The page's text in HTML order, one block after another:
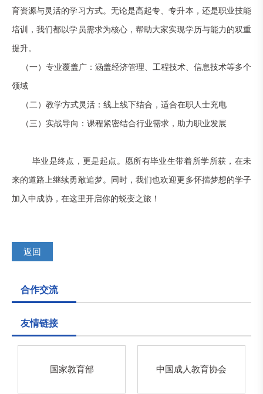
育资源与灵活的学习方式。无论是高起专、专升本，还是职业技能
培训，我们都以学员需求为核心，帮助大家实现学历与能力的双重
提升。
（一）专业覆盖广：涵盖经济管理、工程技术、信息技术等多个
领域
（二） 教学方式灵活：线上线下结合，适合在职人士充电
（三） 实战导向：课程紧密结合行业需求，助力职业发展
毕业是终点，更是起点。愿所有毕业生带着所学所获，在未
来的道路上继续勇敢追梦。同时，我们也欢迎更多怀揣梦想的学子
加入中成协，在这里开启你的蜕变之旅！
返回
合作交流
友情链接
国家教育部 中国成人教育协会